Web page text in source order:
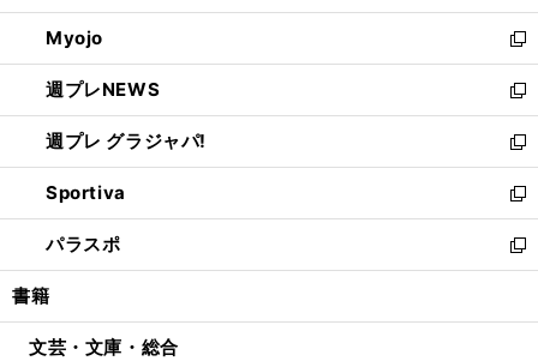
開
く
ウ
で
開
く
ン
ド
ウ
で
開
く
ウ
ィ
ン
ド
ウ
で
開
く
Myojo
新
し
い
ウ
ィ
ン
ド
ウ
で
開
週プレNEWS
新
し
い
ウ
ィ
ン
ド
ウ
開
週プレ グラジャパ!
新
し
い
ウ
ィ
ン
ウ
Sportiva
新
し
い
ウ
ン
パラスポ
新
し
ウ
書籍
文芸・文庫・総合